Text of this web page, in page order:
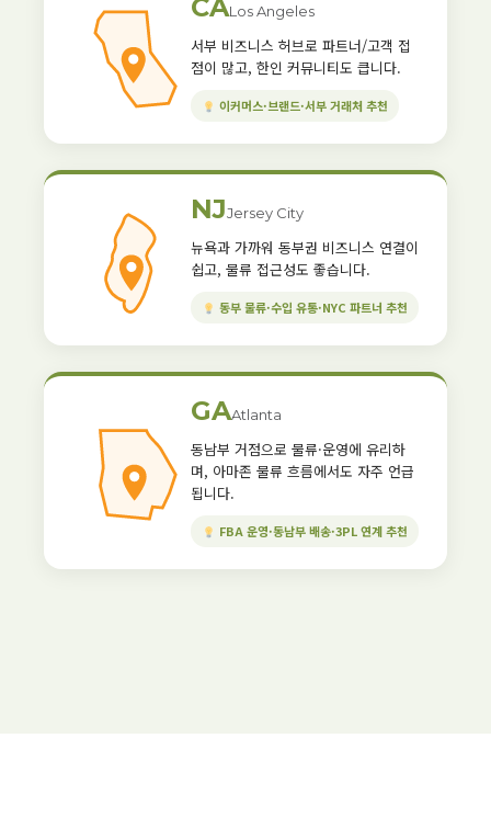
CALos Angeles
서부 비즈니스 허브로 파트너/고객 접
점이 많고, 한인 커뮤니티도 큽니다.
이커머스·브랜드·서부 거래처 추천
NJJersey City
뉴욕과 가까워 동부권 비즈니스 연결이
쉽고, 물류 접근성도 좋습니다.
동부 물류·수입 유통·NYC 파트너 추천
GAAtlanta
동남부 거점으로 물류·운영에 유리하
며, 아마존 물류 흐름에서도 자주 언급
됩니다.
FBA 운영·동남부 배송·3PL 연계 추천